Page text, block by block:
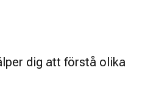
dig att förstå olika